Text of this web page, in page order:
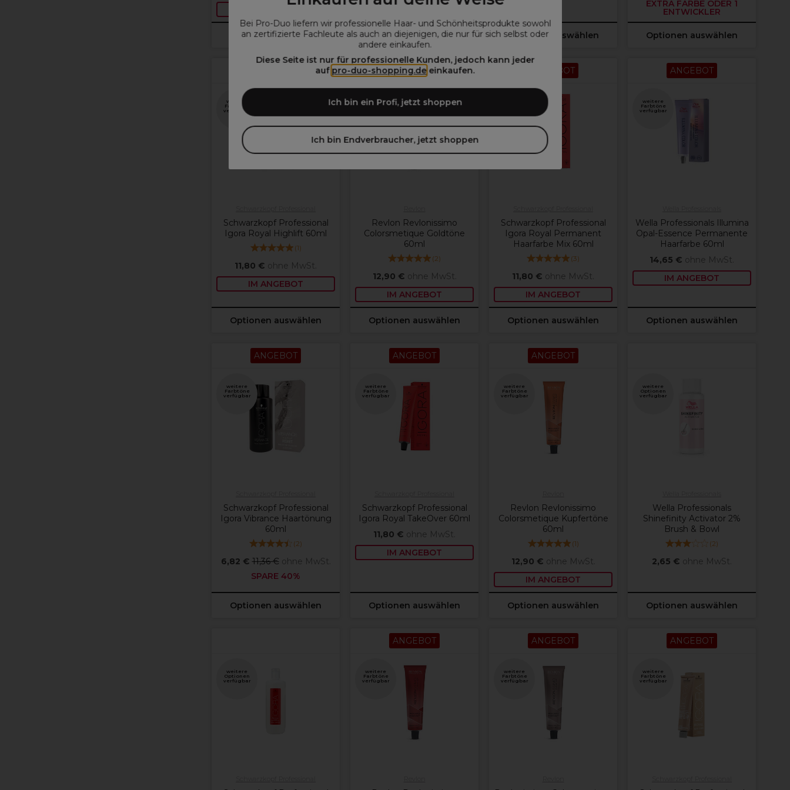
Bei Pro-Duo liefern wir professionelle Haar- und Schönheitsprodukte sowohl
an zertifizierte Fachleute als auch an diejenigen, die nur für sich selbst oder
andere einkaufen.
Diese Seite ist nur für professionelle Kunden, jedoch kann jeder
auf pro-duo-shopping.deeinkaufen.
Ich bin ein Profi, jetzt shoppen
Ich bin Endverbraucher, jetzt shoppen
Optionen auswählen Optionen auswählen Optionen auswählen
EXTRA FARBE ODER 1
ENTWICKLER
Optionen auswählen
weitere
Farbtöne
verfügbar
Schwarzkopf Professional
Igora Royal Highlift 60ml
(1)
11,80 € ohne MwSt.
IM ANGEBOT
Optionen auswählen
ANGEBOT
weitere
Farbtöne
Revlon Revlonissimo
Colorsmetique Goldtöne
60ml
(2)
12,90 € ohne MwSt.
IM ANGEBOT
Optionen auswählen
ANGEBOT
Schwarzkopf Professional
Igora Royal Permanent
Haarfarbe Mix 60ml
(3)
11,80 € ohne MwSt.
IM ANGEBOT
Optionen auswählen
ANGEBOT
weitere
Farbtöne
verfügbar
Wella Professionals Illumina
Opal-Essence Permanente
Haarfarbe 60ml
14,65 € ohne MwSt.
IM ANGEBOT
Optionen auswählen
ANGEBOT
weitere
Farbtöne
verfügbar
Schwarzkopf Professional
Igora Vibrance Haartönung
60ml
(2)
6,82 € 11,36 € ohne MwSt.
SPARE 40%
Optionen auswählen
ANGEBOT
weitere
Farbtöne
verfügbar
Schwarzkopf Professional
Igora Royal TakeOver 60ml
11,80 € ohne MwSt.
IM ANGEBOT
Optionen auswählen
ANGEBOT
weitere
Farbtöne
verfügbar
Revlon Revlonissimo
Colorsmetique Kupfertöne
60ml
(1)
12,90 € ohne MwSt.
IM ANGEBOT
Optionen auswählen
weitere
Optionen
verfügbar
Wella Professionals
Shinefinity Activator 2%
Brush & Bowl
(2)
2,65 € ohne MwSt.
Optionen auswählen
weitere
Optionen
verfügbar
ANGEBOT
weitere
Farbtöne
verfügbar
ANGEBOT
weitere
Farbtöne
verfügbar
ANGEBOT
weitere
Farbtöne
verfügbar